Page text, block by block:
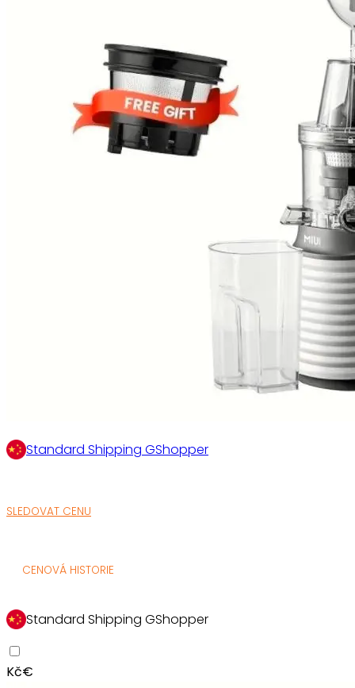
Standard Shipping GShopper
SLEDOVAT CENU
CENOVÁ HISTORIE
Standard Shipping GShopper
Kč€